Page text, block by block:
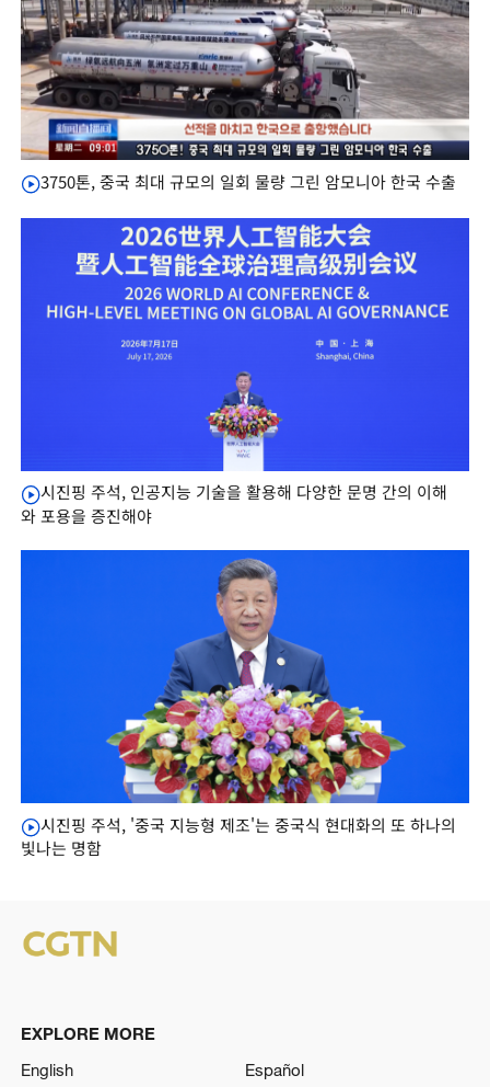
3750톤, 중국 최대 규모의 일회 물량 그린 암모니아 한국 수출
시진핑 주석, 인공지능 기술을 활용해 다양한 문명 간의 이해
와 포용을 증진해야
시진핑 주석, '중국 지능형 제조'는 중국식 현대화의 또 하나의
빛나는 명함
EXPLORE MORE
English
Español